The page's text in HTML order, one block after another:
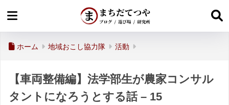
ホーム 地域おこし協力隊 活動
【車両整備編】法学部生が農家コンサル
タントになろうとする話 – 15